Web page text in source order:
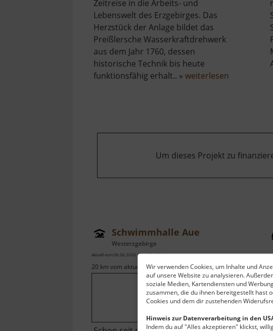
Wir verwenden Cookies, um Inhalte und
auf unsere Website zu analysieren.
soziale Medien, Kartendiensten und
zusammen, die du ihnen bereitgestellt hast
Cookies und dem dir zustehenden
Hinweis zur Datenverarbeitung in den
Indem du auf "Alles akzeptieren" klickst,
Zeitreise in die Arbeits- und
Lebenswelt des Erzgebirges. Das
Herzstück der Anlage bildet das
Preißlersche Wasserkraftdrehwerk
aus dem Jahr 1760, dessen
historische Technik bis heute
funktionsfähig erhalt.. » weiterlesen
Um dieses Projekt zu
Schwimmhalle Aue
Westerzgebirge
aktuell vom 06.06.2026 / Zugriffe: 2954
20 km vom aktuellen Standort